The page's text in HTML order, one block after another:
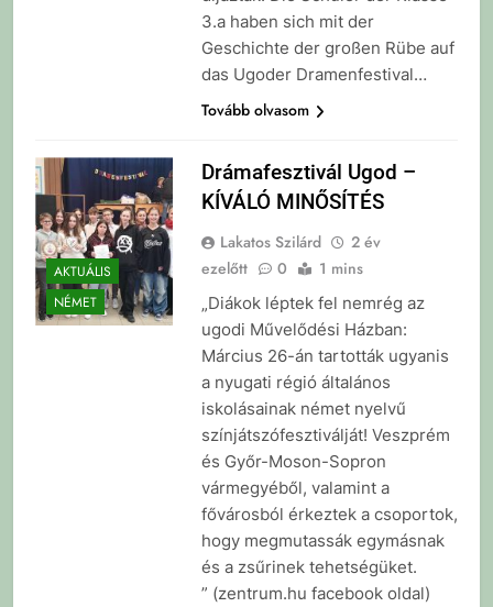
3.a haben sich mit der
Geschichte der großen Rübe auf
das Ugoder Dramenfestival…
Tovább olvasom
AKTUÁLIS
NÉMET
Drámafesztivál Ugod –
KÍVÁLÓ MINŐSÍTÉS
Lakatos Szilárd
2 év
ezelőtt
0 1 mins
„Diákok léptek fel nemrég az
ugodi Művelődési Házban:
Március 26-án tartották ugyanis
a nyugati régió általános
iskolásainak német nyelvű
színjátszófesztiválját! Veszprém
és Győr-Moson-Sopron
vármegyéből, valamint a
fővárosból érkeztek a csoportok,
hogy megmutassák egymásnak
és a zsűrinek tehetségüket.
” (zentrum.hu facebook oldal)